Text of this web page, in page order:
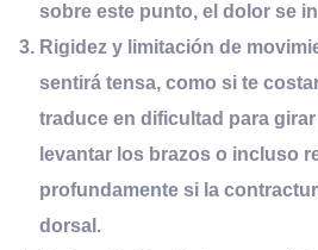
sobre este punto, el dolor se
Rigidez y imitación de m
sentirá tensa, como si te
traduce en dificultad para
levantar los brazos o incluso
profundamente si la
dorsal.